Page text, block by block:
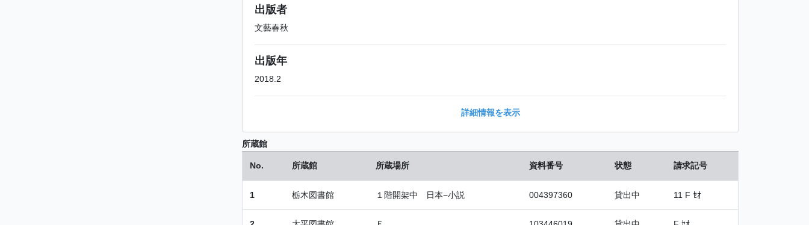
出版者
文藝春秋
出版年
2018.2
詳細情報を表示
所蔵館
No. 所蔵館 所蔵場所 資料番号 状態 請求記号
1 栃木図書館 １階開架中 日本−小説 004397360 貸出中 11 F ｾｵ